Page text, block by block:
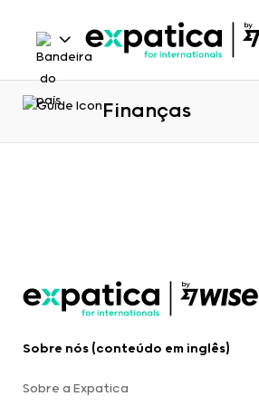
Finanças
Sobre nós (conteúdo em inglês)
Sobre a Expatica